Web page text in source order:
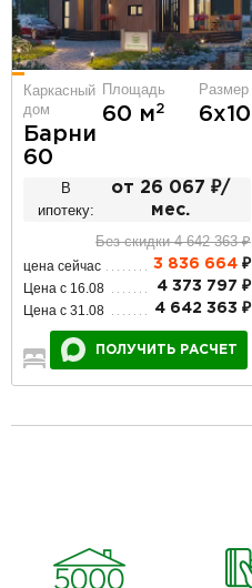
Каркасный
дом
Барни
60
Площадь
60 м2
Размер
6х10
В
ипотеку:
от 26 067 ₽/
мес.
Без скидки 4 642 363 ₽
цена сейчас 3 836 664 ₽
Цена с 16.08 4 373 797 ₽
Цена с 31.08 4 642 363 ₽
2
ПОЛУЧИТЬ РАСЧЕТ